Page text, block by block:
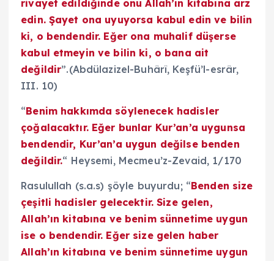
rivayet edildiğinde onu Allah’ın kitabına arz
edin. Şayet ona uyuyorsa kabul edin ve bilin
ki, o bendendir. Eğer ona muhalif düşerse
kabul etmeyin ve bilin ki, o bana ait
değildir”.(Abdülazizel-Buhârî, Keşfü’l-esrâr,
III. 10)
“Benim hakkımda söylenecek hadisler
çoğalacaktır. Eğer bunlar Kur’an’a uygunsa
bendendir, Kur’an’a uygun değilse benden
değildir.“ Heysemi, Mecmeu’z-Zevaid, 1/170
Rasulullah (s.a.s) şöyle buyurdu; “Benden size
çeşitli hadisler gelecektir. Size gelen,
Allah’ın kitabına ve benim sünnetime uygun
ise o bendendir. Eğer size gelen haber
Allah’ın kitabına ve benim sünnetime uygun